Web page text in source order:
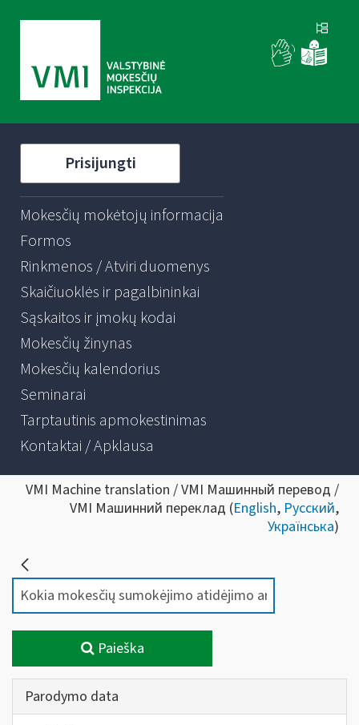
Prisijungti
Mokesčių mokėtojų informacija
Formos
Rinkmenos / Atviri duomenys
Skaičiuoklės ir pagalbininkai
Sąskaitos ir įmokų kodai
Mokesčių žinynas
Mokesčių kalendorius
Seminarai
Tarptautinis apmokestinimas
Kontaktai / Apklausa
VMI Machine translation / VMI Машинный перевод /
VMI Машинний переклад (English, Русский,
Українська)
Paieška
Parodymo data